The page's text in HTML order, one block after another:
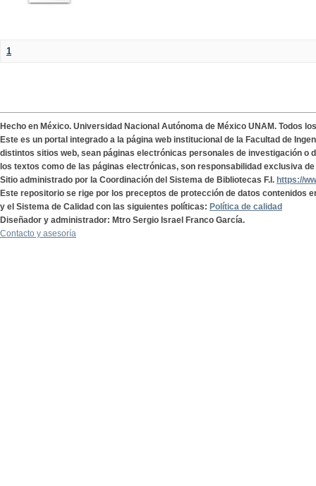
1
Hecho en México. Universidad Nacional Autónoma de México UNAM. Todos
Este es un portal integrado a la página web institucional de la Facultad de
distintos sitios web, sean páginas electrónicas personales de investigación o
los textos como de las páginas electrónicas, son responsabilidad exclusiva
Sitio administrado por la Coordinación del Sistema de Bibliotecas F.I. https://
Este repositorio se rige por los preceptos de protección de datos contenidos
y el Sistema de Calidad con las siguientes políticas: Política de calidad
Diseñador y administrador: Mtro Sergio Israel Franco García.
Contacto y asesoría